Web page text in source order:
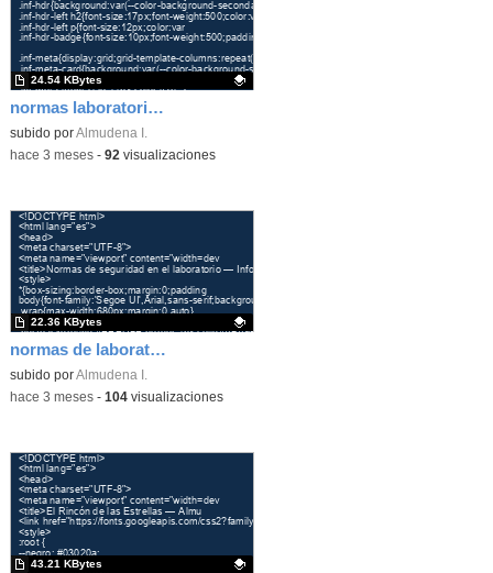
normas laboratorio 2
Contenido educativo.
subido porAlmudena I.
24.54 KBytes
-hace 3 meses- 92 visualizaciones
normas de laboratorio 1
Contenido educativo.
subido porAlmudena I.
22.36 KBytes
-hace 3 meses- 104visualizaciones
43.21 KBytes